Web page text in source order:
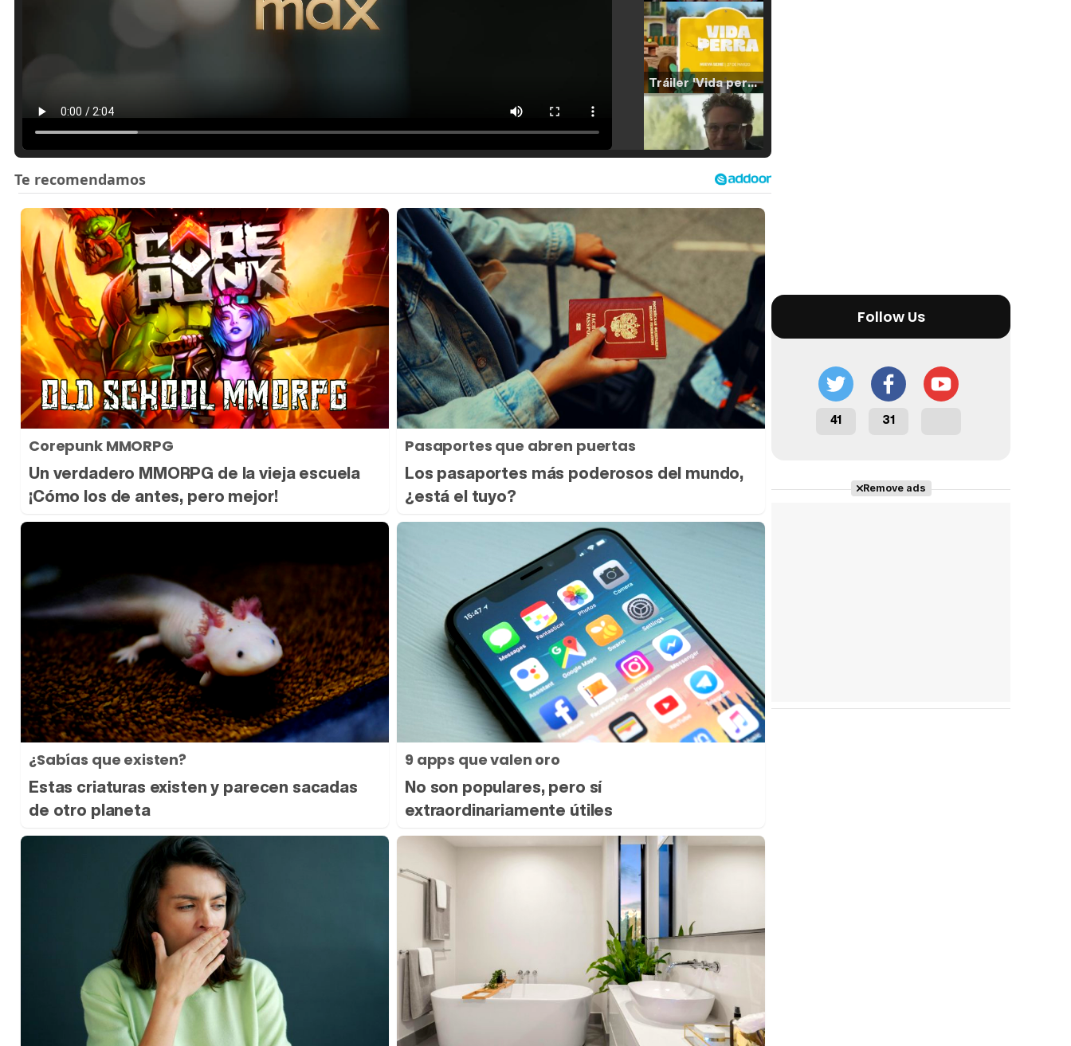
Tráiler 'Vida perra' (2026)
Tráiler Oficial en VOSE 'The Audacity'
Tráiler en español 'Outcome' (2026)
Corepunk MMORPG
Un verdadero MMORPG de la vieja escuela
¡Cómo los de antes, pero mejor!
Pasaportes que abren puertas
Los pasaportes más poderosos del mundo,
¿está el tuyo?
¿Sabías que existen?
Estas criaturas existen y parecen sacadas
de otro planeta
9 apps que valen oro
No son populares, pero sí
extraordinariamente útiles
Follow Us
41 31
Remove ads